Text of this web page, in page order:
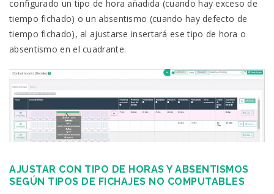
configurado un tipo de hora añadida (cuando hay exceso de
tiempo fichado) o un absentismo (cuando hay defecto de
tiempo fichado), al ajustarse insertará ese tipo de hora o
absentismo en el cuadrante.
AJUSTAR CON TIPO DE HORAS Y ABSENTISMOS
SEGÚN TIPOS DE FICHAJES NO COMPUTABLES